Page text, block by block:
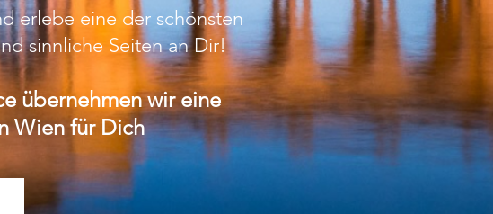
erlebe eine der schönsten
sinnliche Seiten an Dir!
übernehmen wir eine
Wien für Dich